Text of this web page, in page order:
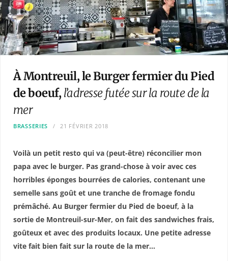
À Montreuil, le Burger fermier du Pied
de boeuf, l’adresse futée sur la route de la
mer
BRASSERIES 21 FÉVRIER 2018
Voilà un petit resto qui va (peut-être) réconcilier mon
papa avec le burger. Pas grand-chose à voir avec ces
horribles éponges bourrées de calories, contenant une
semelle sans goût et une tranche de fromage fondu
prémâché. Au Burger fermier du Pied de boeuf, à la
sortie de Montreuil-sur-Mer, on fait des sandwiches frais,
goûteux et avec des produits locaux. Une petite adresse
vite fait bien fait sur la route de la mer…